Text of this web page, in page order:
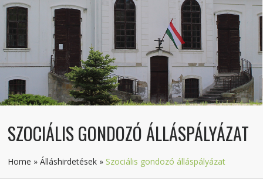
SZOCIÁLIS GONDOZÓ ÁLLÁSPÁLYÁZAT
Home »Álláshirdetések » Szociális gondozó álláspályázat